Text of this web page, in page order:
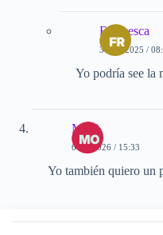
Francesca
30-10-2025 /
Yo podría see la
Moni
6-07-2026 / 15:33
Yo también quiero un